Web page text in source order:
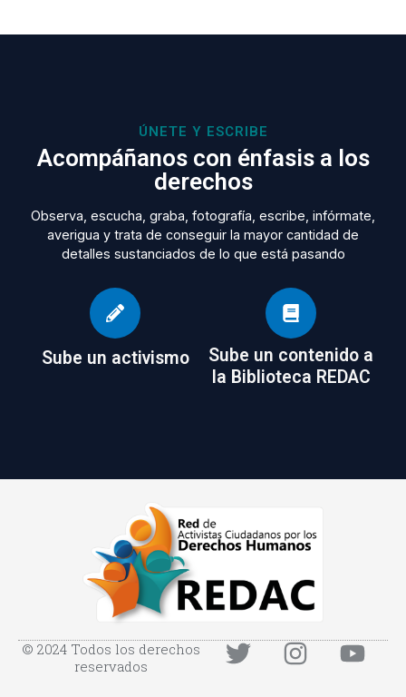
ÚNETE Y ESCRIBE
Acompáñanos con énfasis a los
derechos
Observa, escucha, graba, fotografía, escribe, infórmate,
averigua y trata de conseguir la mayor cantidad de
detalles sustanciados de lo que está pasando
Sube un activismo
Sube un contenido a
la Biblioteca REDAC
© 2024 Todos los derechos
reservados